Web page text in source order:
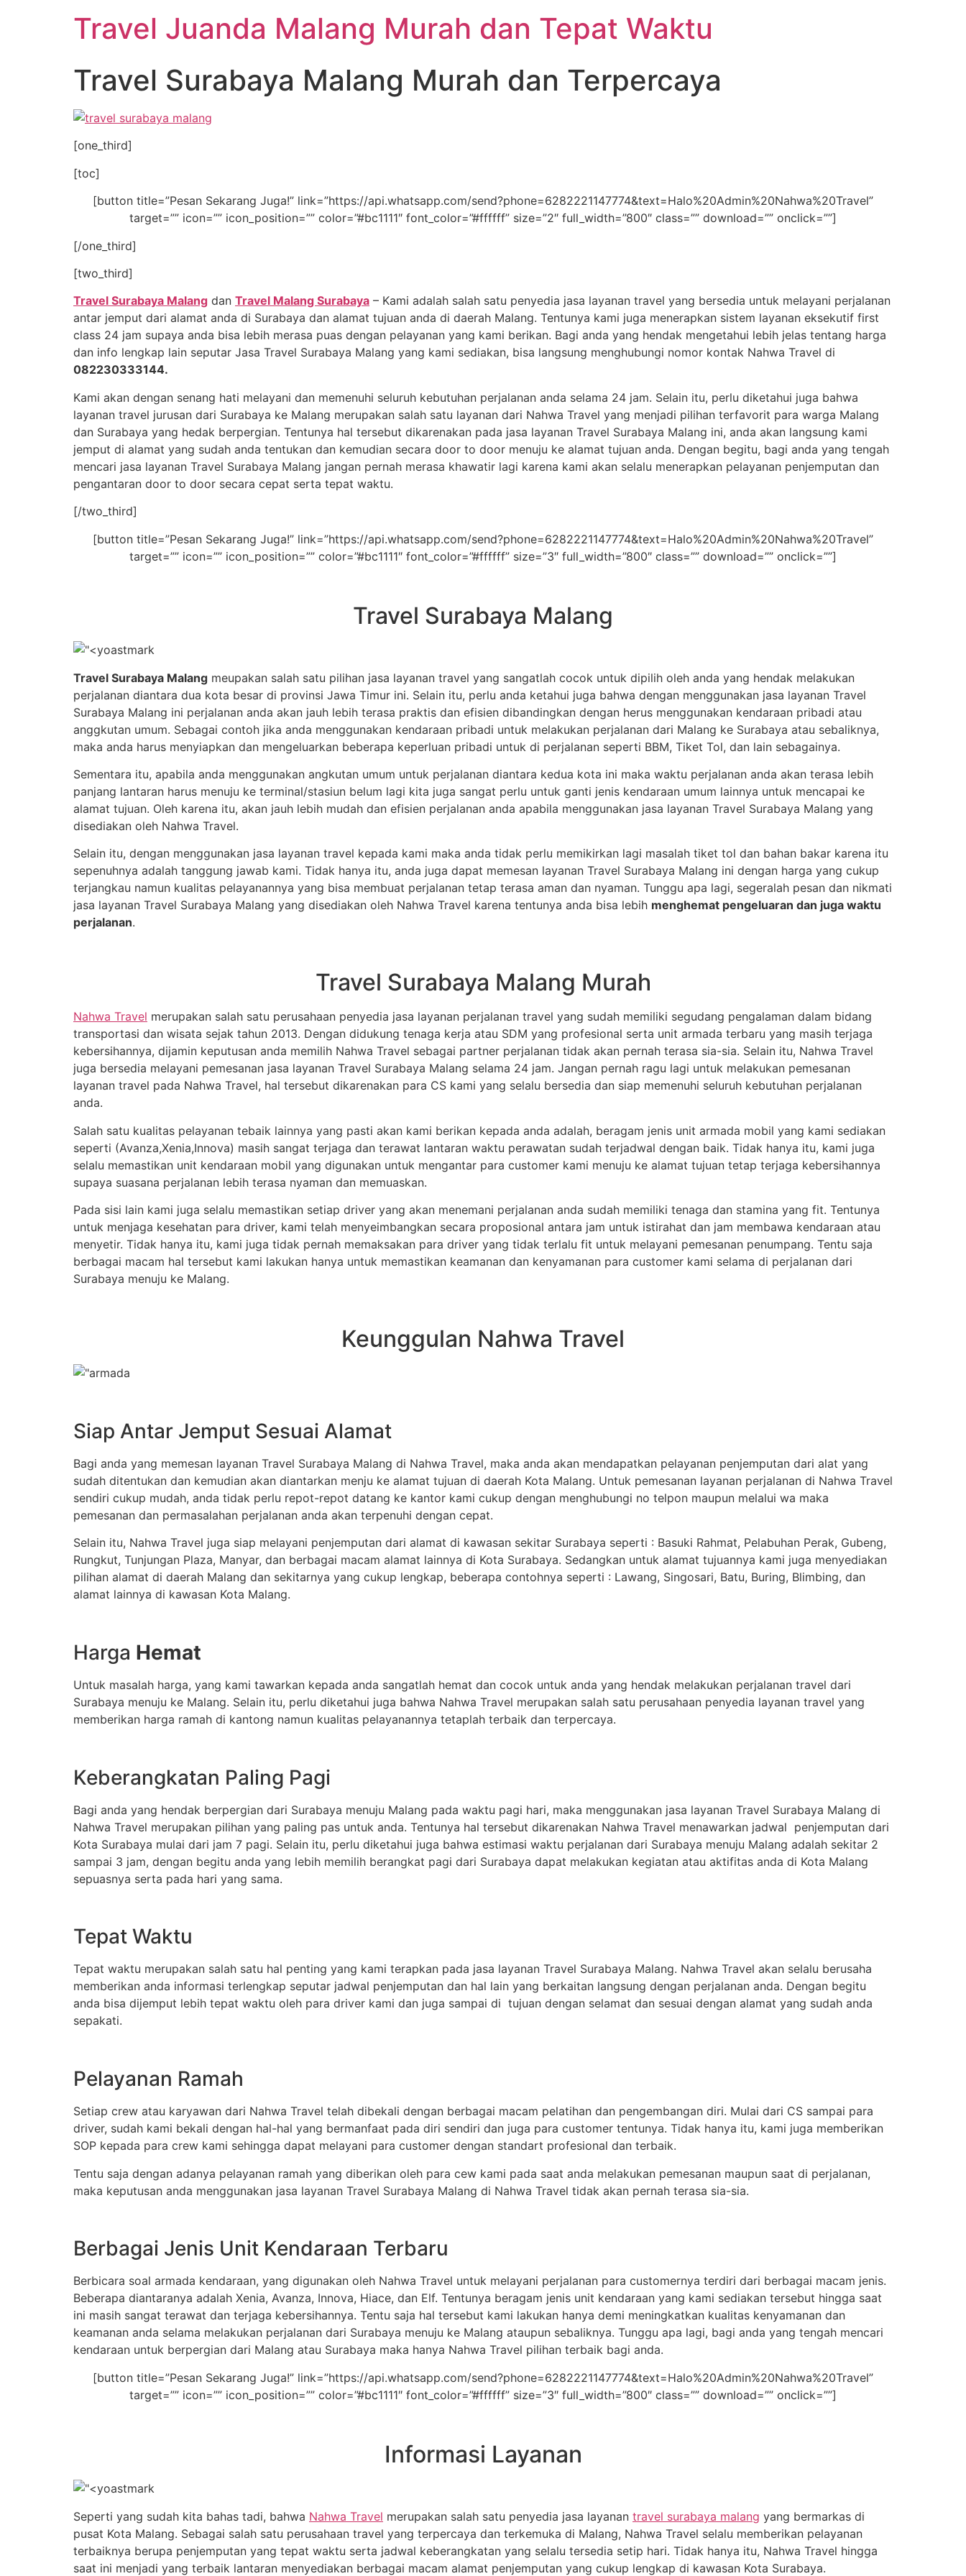
Travel Juanda Malang Murah dan Tepat Waktu
Travel Surabaya Malang Murah dan Terpercaya
[one_third]
[toc]
[button title=”Pesan Sekarang Juga!” link=”https://api.whatsapp.com/send?phone=6282221147774&text=Halo%20Admin%20Nahwa%20Travel”
target=”” icon=”” icon_position=”” color=”#bc1111″ font_color=”#ffffff” size=”2″ full_width=”800″ class=”” download=”” onclick=””]
[/one_third]
[two_third]
Travel Surabaya Malang dan Travel Malang Surabaya – Kami adalah salah satu penyedia jasa layanan travel yang bersedia untuk melayani perjalanan
antar jemput dari alamat anda di Surabaya dan alamat tujuan anda di daerah Malang. Tentunya kami juga menerapkan sistem layanan eksekutif first
class 24 jam supaya anda bisa lebih merasa puas dengan pelayanan yang kami berikan. Bagi anda yang hendak mengetahui lebih jelas tentang harga
dan info lengkap lain seputar Jasa Travel Surabaya Malang yang kami sediakan, bisa langsung menghubungi nomor kontak Nahwa Travel di
082230333144.
Kami akan dengan senang hati melayani dan memenuhi seluruh kebutuhan perjalanan anda selama 24 jam. Selain itu, perlu diketahui juga bahwa
layanan travel jurusan dari Surabaya ke Malang merupakan salah satu layanan dari Nahwa Travel yang menjadi pilihan terfavorit para warga Malang
dan Surabaya yang hedak berpergian. Tentunya hal tersebut dikarenakan pada jasa layanan Travel Surabaya Malang ini, anda akan langsung kami
jemput di alamat yang sudah anda tentukan dan kemudian secara door to door menuju ke alamat tujuan anda. Dengan begitu, bagi anda yang tengah
mencari jasa layanan Travel Surabaya Malang jangan pernah merasa khawatir lagi karena kami akan selalu menerapkan pelayanan penjemputan dan
pengantaran door to door secara cepat serta tepat waktu.
[/two_third]
[button title=”Pesan Sekarang Juga!” link=”https://api.whatsapp.com/send?phone=6282221147774&text=Halo%20Admin%20Nahwa%20Travel”
target=”” icon=”” icon_position=”” color=”#bc1111″ font_color=”#ffffff” size=”3″ full_width=”800″ class=”” download=”” onclick=””]
Travel Surabaya Malang
Travel Surabaya Malang meupakan salah satu pilihan jasa layanan travel yang sangatlah cocok untuk dipilih oleh anda yang hendak melakukan
perjalanan diantara dua kota besar di provinsi Jawa Timur ini. Selain itu, perlu anda ketahui juga bahwa dengan menggunakan jasa layanan Travel
Surabaya Malang ini perjalanan anda akan jauh lebih terasa praktis dan efisien dibandingkan dengan herus menggunakan kendaraan pribadi atau
anggkutan umum. Sebagai contoh jika anda menggunakan kendaraan pribadi untuk melakukan perjalanan dari Malang ke Surabaya atau sebaliknya,
maka anda harus menyiapkan dan mengeluarkan beberapa keperluan pribadi untuk di perjalanan seperti BBM, Tiket Tol, dan lain sebagainya.
Sementara itu, apabila anda menggunakan angkutan umum untuk perjalanan diantara kedua kota ini maka waktu perjalanan anda akan terasa lebih
panjang lantaran harus menuju ke terminal/stasiun belum lagi kita juga sangat perlu untuk ganti jenis kendaraan umum lainnya untuk mencapai ke
alamat tujuan. Oleh karena itu, akan jauh lebih mudah dan efisien perjalanan anda apabila menggunakan jasa layanan Travel Surabaya Malang yang
disediakan oleh Nahwa Travel.
Selain itu, dengan menggunakan jasa layanan travel kepada kami maka anda tidak perlu memikirkan lagi masalah tiket tol dan bahan bakar karena itu
sepenuhnya adalah tanggung jawab kami. Tidak hanya itu, anda juga dapat memesan layanan Travel Surabaya Malang ini dengan harga yang cukup
terjangkau namun kualitas pelayanannya yang bisa membuat perjalanan tetap terasa aman dan nyaman. Tunggu apa lagi, segeralah pesan dan nikmati
jasa layanan Travel Surabaya Malang yang disediakan oleh Nahwa Travel karena tentunya anda bisa lebih menghemat pengeluaran dan juga waktu
perjalanan.
Travel Surabaya Malang Murah
Nahwa Travel merupakan salah satu perusahaan penyedia jasa layanan perjalanan travel yang sudah memiliki segudang pengalaman dalam bidang
transportasi dan wisata sejak tahun 2013. Dengan didukung tenaga kerja atau SDM yang profesional serta unit armada terbaru yang masih terjaga
kebersihannya, dijamin keputusan anda memilih Nahwa Travel sebagai partner perjalanan tidak akan pernah terasa sia-sia. Selain itu, Nahwa Travel
juga bersedia melayani pemesanan jasa layanan Travel Surabaya Malang selama 24 jam. Jangan pernah ragu lagi untuk melakukan pemesanan
layanan travel pada Nahwa Travel, hal tersebut dikarenakan para CS kami yang selalu bersedia dan siap memenuhi seluruh kebutuhan perjalanan
anda.
Salah satu kualitas pelayanan tebaik lainnya yang pasti akan kami berikan kepada anda adalah, beragam jenis unit armada mobil yang kami sediakan
seperti (Avanza,Xenia,Innova) masih sangat terjaga dan terawat lantaran waktu perawatan sudah terjadwal dengan baik. Tidak hanya itu, kami juga
selalu memastikan unit kendaraan mobil yang digunakan untuk mengantar para customer kami menuju ke alamat tujuan tetap terjaga kebersihannya
supaya suasana perjalanan lebih terasa nyaman dan memuaskan.
Pada sisi lain kami juga selalu memastikan setiap driver yang akan menemani perjalanan anda sudah memiliki tenaga dan stamina yang fit. Tentunya
untuk menjaga kesehatan para driver, kami telah menyeimbangkan secara proposional antara jam untuk istirahat dan jam membawa kendaraan atau
menyetir. Tidak hanya itu, kami juga tidak pernah memaksakan para driver yang tidak terlalu fit untuk melayani pemesanan penumpang. Tentu saja
berbagai macam hal tersebut kami lakukan hanya untuk memastikan keamanan dan kenyamanan para customer kami selama di perjalanan dari
Surabaya menuju ke Malang.
Keunggulan Nahwa Travel
Siap Antar Jemput Sesuai Alamat
Bagi anda yang memesan layanan Travel Surabaya Malang di Nahwa Travel, maka anda akan mendapatkan pelayanan penjemputan dari alat yang
sudah ditentukan dan kemudian akan diantarkan menju ke alamat tujuan di daerah Kota Malang. Untuk pemesanan layanan perjalanan di Nahwa Travel
sendiri cukup mudah, anda tidak perlu repot-repot datang ke kantor kami cukup dengan menghubungi no telpon maupun melalui wa maka
pemesanan dan permasalahan perjalanan anda akan terpenuhi dengan cepat.
Selain itu, Nahwa Travel juga siap melayani penjemputan dari alamat di kawasan sekitar Surabaya seperti : Basuki Rahmat, Pelabuhan Perak, Gubeng,
Rungkut, Tunjungan Plaza, Manyar, dan berbagai macam alamat lainnya di Kota Surabaya. Sedangkan untuk alamat tujuannya kami juga menyediakan
pilihan alamat di daerah Malang dan sekitarnya yang cukup lengkap, beberapa contohnya seperti : Lawang, Singosari, Batu, Buring, Blimbing, dan
alamat lainnya di kawasan Kota Malang.
Harga Hemat
Untuk masalah harga, yang kami tawarkan kepada anda sangatlah hemat dan cocok untuk anda yang hendak melakukan perjalanan travel dari
Surabaya menuju ke Malang. Selain itu, perlu diketahui juga bahwa Nahwa Travel merupakan salah satu perusahaan penyedia layanan travel yang
memberikan harga ramah di kantong namun kualitas pelayanannya tetaplah terbaik dan terpercaya.
Keberangkatan Paling Pagi
Bagi anda yang hendak berpergian dari Surabaya menuju Malang pada waktu pagi hari, maka menggunakan jasa layanan Travel Surabaya Malang di
Nahwa Travel merupakan pilihan yang paling pas untuk anda. Tentunya hal tersebut dikarenakan Nahwa Travel menawarkan jadwal penjemputan dari
Kota Surabaya mulai dari jam 7 pagi. Selain itu, perlu diketahui juga bahwa estimasi waktu perjalanan dari Surabaya menuju Malang adalah sekitar 2
sampai 3 jam, dengan begitu anda yang lebih memilih berangkat pagi dari Surabaya dapat melakukan kegiatan atau aktifitas anda di Kota Malang
sepuasnya serta pada hari yang sama.
Tepat Waktu
Tepat waktu merupakan salah satu hal penting yang kami terapkan pada jasa layanan Travel Surabaya Malang. Nahwa Travel akan selalu berusaha
memberikan anda informasi terlengkap seputar jadwal penjemputan dan hal lain yang berkaitan langsung dengan perjalanan anda. Dengan begitu
anda bisa dijemput lebih tepat waktu oleh para driver kami dan juga sampai di tujuan dengan selamat dan sesuai dengan alamat yang sudah anda
sepakati.
Pelayanan Ramah
Setiap crew atau karyawan dari Nahwa Travel telah dibekali dengan berbagai macam pelatihan dan pengembangan diri. Mulai dari CS sampai para
driver, sudah kami bekali dengan hal-hal yang bermanfaat pada diri sendiri dan juga para customer tentunya. Tidak hanya itu, kami juga memberikan
SOP kepada para crew kami sehingga dapat melayani para customer dengan standart profesional dan terbaik.
Tentu saja dengan adanya pelayanan ramah yang diberikan oleh para cew kami pada saat anda melakukan pemesanan maupun saat di perjalanan,
maka keputusan anda menggunakan jasa layanan Travel Surabaya Malang di Nahwa Travel tidak akan pernah terasa sia-sia.
Berbagai Jenis Unit Kendaraan Terbaru
Berbicara soal armada kendaraan, yang digunakan oleh Nahwa Travel untuk melayani perjalanan para customernya terdiri dari berbagai macam jenis.
Beberapa diantaranya adalah Xenia, Avanza, Innova, Hiace, dan Elf. Tentunya beragam jenis unit kendaraan yang kami sediakan tersebut hingga saat
ini masih sangat terawat dan terjaga kebersihannya. Tentu saja hal tersebut kami lakukan hanya demi meningkatkan kualitas kenyamanan dan
keamanan anda selama melakukan perjalanan dari Surabaya menuju ke Malang ataupun sebaliknya. Tunggu apa lagi, bagi anda yang tengah mencari
kendaraan untuk berpergian dari Malang atau Surabaya maka hanya Nahwa Travel pilihan terbaik bagi anda.
[button title=”Pesan Sekarang Juga!” link=”https://api.whatsapp.com/send?phone=6282221147774&text=Halo%20Admin%20Nahwa%20Travel”
target=”” icon=”” icon_position=”” color=”#bc1111″ font_color=”#ffffff” size=”3″ full_width=”800″ class=”” download=”” onclick=””]
Informasi Layanan
Seperti yang sudah kita bahas tadi, bahwa Nahwa Travel merupakan salah satu penyedia jasa layanan travel surabaya malang yang bermarkas di
pusat Kota Malang. Sebagai salah satu perusahaan travel yang terpercaya dan terkemuka di Malang, Nahwa Travel selalu memberikan pelayanan
terbaiknya berupa penjemputan yang tepat waktu serta jadwal keberangkatan yang selalu tersedia setip hari. Tidak hanya itu, Nahwa Travel hingga
saat ini menjadi yang terbaik lantaran menyediakan berbagai macam alamat penjemputan yang cukup lengkap di kawasan Kota Surabaya.